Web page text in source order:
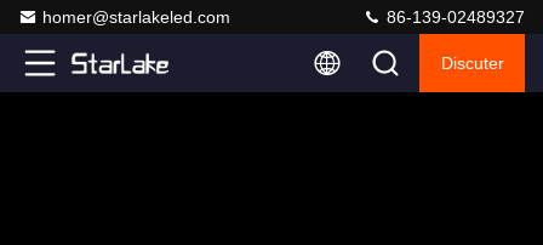
homer@starlakeled.com 86-139-02489327
Discuter